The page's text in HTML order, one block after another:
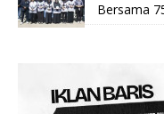
Bersama